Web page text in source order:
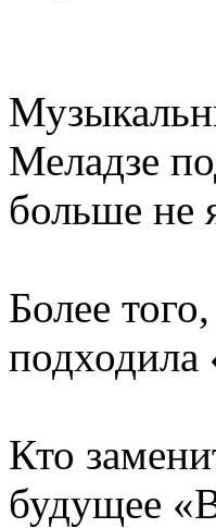
Меладзе
больше не
Более
Кто
будущее